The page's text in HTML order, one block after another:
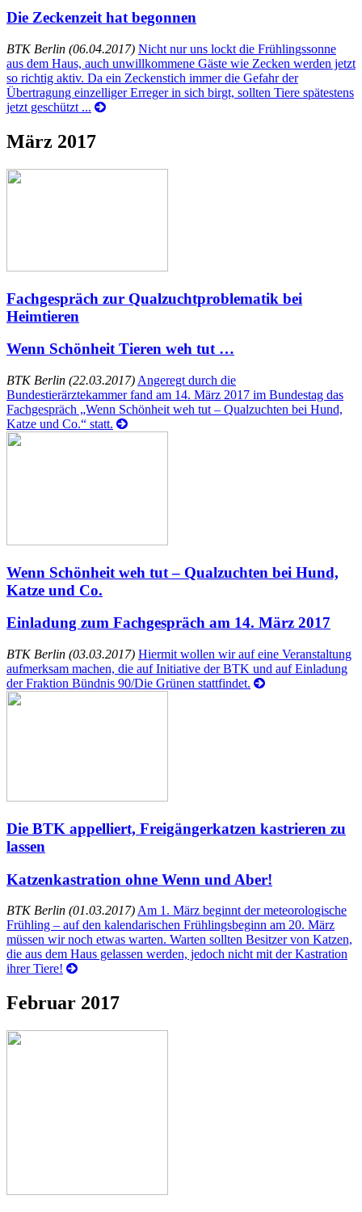
Die Zeckenzeit hat begonnen
BTK Berlin (06.04.2017) Nicht nur uns lockt die Frühlingssonne
aus dem Haus, auch unwillkommene Gäste wie Zecken werden jetzt
so richtig aktiv. Da ein Zeckenstich immer die Gefahr der
Übertragung einzelliger Erreger in sich birgt, sollten Tiere spätestens
jetzt geschützt ...
März 2017
Fachgespräch zur Qualzuchtproblematik bei
Heimtieren
Wenn Schönheit Tieren weh tut …
BTK Berlin (22.03.2017) Angeregt durch die
Bundestierärztekammer fand am 14. März 2017 im Bundestag das
Fachgespräch „Wenn Schönheit weh tut – Qualzuchten bei Hund,
Katze und Co.“ statt.
Wenn Schönheit weh tut – Qualzuchten bei Hund,
Katze und Co.
Einladung zum Fachgespräch am 14. März 2017
BTK Berlin (03.03.2017) Hiermit wollen wir auf eine Veranstaltung
aufmerksam machen, die auf Initiative der BTK und auf Einladung
der Fraktion Bündnis 90/Die Grünen stattfindet.
Die BTK appelliert, Freigängerkatzen kastrieren zu
lassen
Katzenkastration ohne Wenn und Aber!
BTK Berlin (01.03.2017) Am 1. März beginnt der meteorologische
Frühling – auf den kalendarischen Frühlingsbeginn am 20. März
müssen wir noch etwas warten. Warten sollten Besitzer von Katzen,
die aus dem Haus gelassen werden, jedoch nicht mit der Kastration
ihrer Tiere!
Februar 2017